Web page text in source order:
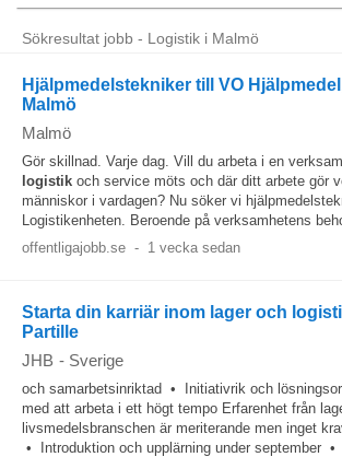
Sökresultat jobb - Logistik i Malmö
Hjälpmedelstekniker till VO
Malmö
Malmö
Gör skillnad. Varje dag. Vill du arbeta i en
logistik och service möts och där ditt arbete gör
människor i vardagen? Nu söker vi
Logistikenheten. Beroende på verksamhetens
offentligajobb.se - 1 vecka sedan
Starta din karriär inom lager och
Partille
JHB - Sverige
och samarbetsinriktad • Initiativrik och
med att arbeta i ett högt tempo Erfarenhet från
livsmedelsbranschen är meriterande men inget
• Introduktion och upplärning under september